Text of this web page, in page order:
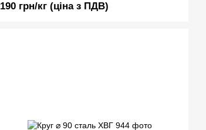
190 грн/кг (ціна з ПДВ)